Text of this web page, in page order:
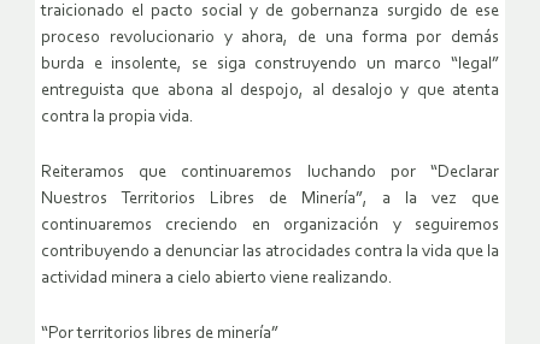
traicionado el pacto social y de gobernanza surgido de ese
proceso revolucionario y ahora, de una forma por demás
burda e insolente, se siga construyendo un marco “legal”
entreguista que abona al despojo, al desalojo y que atenta
contra la propia vida.
Reiteramos que continuaremos luchando por “Declarar
Nuestros Territorios Libres de Minería”, a la vez que
continuaremos creciendo en organización y seguiremos
contribuyendo a denunciar las atrocidades contra la vida que la
actividad minera a cielo abierto viene realizando.
“Por territorios libres de minería”